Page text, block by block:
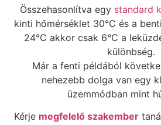
Összehasonlítva egy standard
kinti hőmérséklet 30°C és a
24°C akkor csak 6°C a
különbség.
Már a fenti példából
nehezebb dolga van egy
üzemmódban mint
Kérje megfelelő szakember